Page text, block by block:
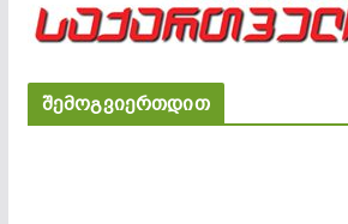
შემოგვიერთდით